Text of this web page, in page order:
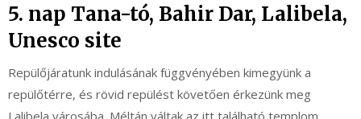
5. nap Tana-tó, Bahir Dar, Lalibela,
Unesco site
Repülőjáratunk indulásának függvényében kimegyünk a
repülőtérre, és rövid repülést követően érkezünk meg
Lalibela városába. Méltán váltak az itt található templom